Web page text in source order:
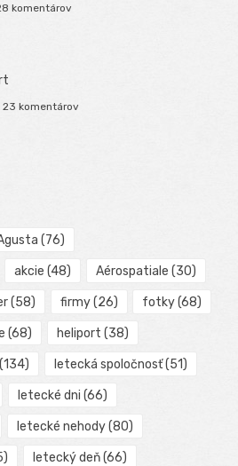
komentárov
23 komentárov
(76)
akcie (48) Aérospatiale (30)
(58) firmy(26) fotky(68)
(68) heliport (38)
(134) letecká spoločnosť(51)
letecké dni (66)
letecké nehody(80)
letecký deň(66)